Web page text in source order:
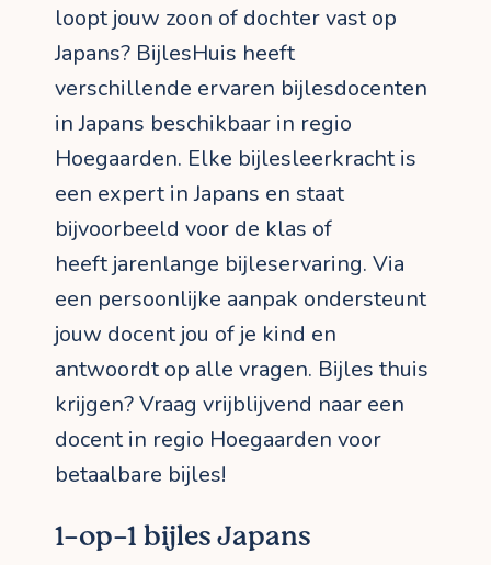
loopt jouw zoon of dochter vast op
Japans? BijlesHuis heeft
verschillende ervaren bijlesdocenten
in Japans beschikbaar in regio
Hoegaarden. Elke bijlesleerkracht is
een expert in Japans en staat
bijvoorbeeld voor de klas of
heeft jarenlange bijleservaring. Via
een persoonlijke aanpak ondersteunt
jouw docent jou of je kind en
antwoordt op alle vragen. Bijles thuis
krijgen? Vraag vrijblijvend naar een
docent in regio Hoegaarden voor
betaalbare bijles!
1-op-1 bijles Japans